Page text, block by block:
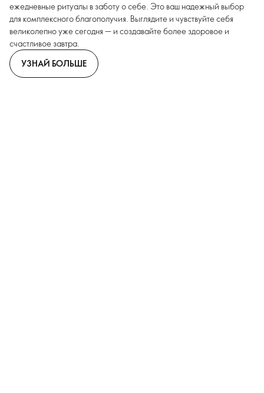
ежедневные ритуалы в заботу о себе. Это ваш надежный выбор
для комплексного благополучия. Выглядите и чувствуйте себя
великолепно уже сегодня — и создавайте более здоровое и
счастливое завтра.
УЗНАЙ БОЛЬШЕ